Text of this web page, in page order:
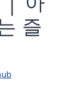
즐